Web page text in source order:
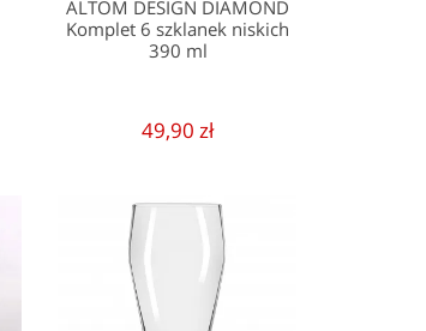
ALTOM DESIGN DIAMOND
Komplet 6 szklanek niskich
390 ml
49,90 zł